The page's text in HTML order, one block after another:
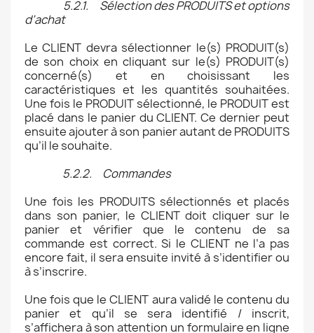
5.2.1. Sélection des PRODUITS et options
d’achat
Le CLIENT devra sélectionner le(s) PRODUIT(s)
de son choix en cliquant sur le(s) PRODUIT(s)
concerné(s) et en choisissant les
caractéristiques et les quantités souhaitées.
Une fois le PRODUIT sélectionné, le PRODUIT est
placé dans le panier du CLIENT. Ce dernier peut
ensuite ajouter à son panier autant de PRODUITS
qu’il le souhaite.
5.2.2. Commandes
Une fois les PRODUITS sélectionnés et placés
dans son panier, le CLIENT doit cliquer sur le
panier et vérifier que le contenu de sa
commande est correct. Si le CLIENT ne l’a pas
encore fait, il sera ensuite invité à s’identifier ou
à s’inscrire.
Une fois que le CLIENT aura validé le contenu du
panier et qu’il se sera identifié / inscrit,
s’affichera à son attention un formulaire en ligne